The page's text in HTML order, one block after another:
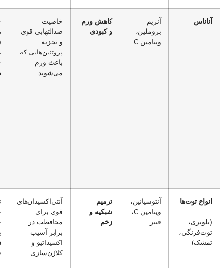
آناناس
آنزیم
بروملین،
ویتامین C
کاهش ورم
و کبودی
خاصیت
ضدالتهابی قوی
و تجزیه
پروتئین‌هایی که
باعث ورم
می‌شوند.
انواع توت‌ها
(بلوبری،
توت‌فرنگی،
تمشک)
آنتوسیانین،
ویتامین C،
فیبر
ترمیم
شبکیه و
زخم
آنتی‌اکسیدان‌های
قوی برای
محافظت در
برابر آسیب
اکسیداتیو و
کلاژن‌سازی.